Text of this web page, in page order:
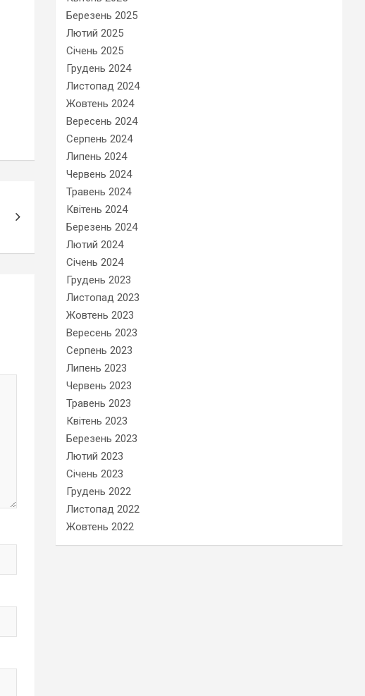
Березень 2025
Лютий 2025
Січень 2025
Грудень 2024
Листопад 2024
Жовтень 2024
Вересень 2024
Серпень 2024
Липень 2024
Червень 2024
Травень 2024
Квітень 2024
Березень 2024
Лютий 2024
Січень 2024
Грудень 2023
Листопад 2023
Жовтень 2023
Вересень 2023
Серпень 2023
Липень 2023
Червень 2023
Травень 2023
Квітень 2023
Березень 2023
Лютий 2023
Січень 2023
Грудень 2022
Листопад 2022
Жовтень 2022